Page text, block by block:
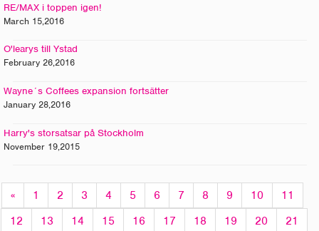
RE/MAX i toppen igen!
March 15,2016
O'learys till Ystad
February 26,2016
Wayne´s Coffees expansion fortsätter
January 28,2016
Harry's storsatsar på Stockholm
November 19,2015
« 1 2 3 4 5 6 7 8 9 10
11
12
13 14 15 16 17 18 19 20 21